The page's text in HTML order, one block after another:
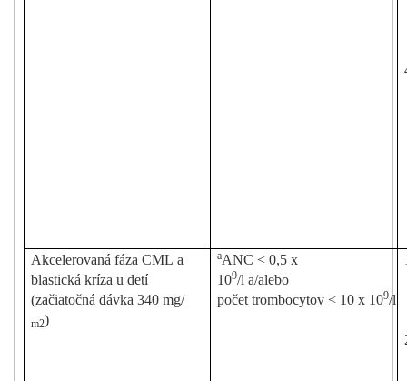
Akcelerovaná fáza CML a
blastická kríza u detí
(začiatočná dávka 340 mg/
m2)
aANC < 0,5 x
109/l a/alebo
počet trombocytov < 10 x 109/l